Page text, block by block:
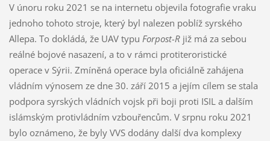
V únoru roku 2021 se na internetu objevila fotografie vraku
jednoho tohoto stroje, který byl nalezen poblíž syrského
Allepa. To dokládá, že UAV typu Forpost-Rjiž má za sebou
reálné bojové nasazení, a to v rámci protiteroristické
operace v Sýrii. Zmíněná operace byla oficiálně zahájena
vládním výnosem ze dne 30. září 2015 a jejím cílem se stala
podpora syrských vládních vojsk při boji proti ISIL a dalším
islámským protivládním vzbouřencům. V srpnu roku 2021
bylo oznámeno, že byly VVS dodány další dva komplexy